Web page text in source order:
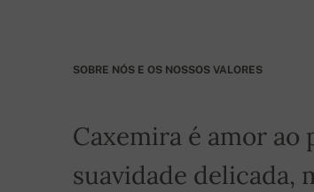
SOBRE NÓS E OS NOSSOS VALORES
Caxemira é amor
suavidade delicada,